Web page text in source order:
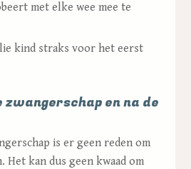
met elke wee mee te
kind straks voor het eerst
en na de
is er geen reden om
Het kan dus geen kwaad om